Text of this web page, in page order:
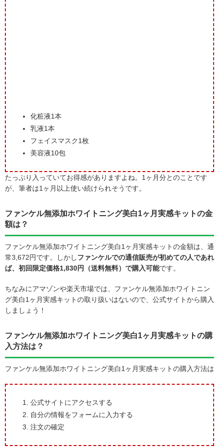
化粧液1本
乳液1本
フェイスマスク1枚
美容液10包
たっぷり入っていてお得感がありますよね。1ヶ月分とのことです
が、筆者は1ヶ月以上使い続けられそうです。
ファンケル無添加ホワイトニング美白1ヶ月実感キットの金
額は？
ファンケル無添加ホワイトニング美白1ヶ月実感キットの金額は、通
常3,672円です。しかしファンケルでの通信販売が初めての人であれ
ば、初回限定価格1,830円（送料無料）で購入可能です。
ちなみにアマゾンや楽天市場では、ファンケル無添加ホワイトニン
グ美白1ヶ月実感キットの取り扱いはないので、公式サイトから購入
しましょう！
ファンケル無添加ホワイトニング美白1ヶ月実感キットの購
入方法は？
ファンケル無添加ホワイトニング美白1ヶ月実感キットの購入方法は
公式サイトにアクセスする
自分の情報をフォームに入力する
注文の確定